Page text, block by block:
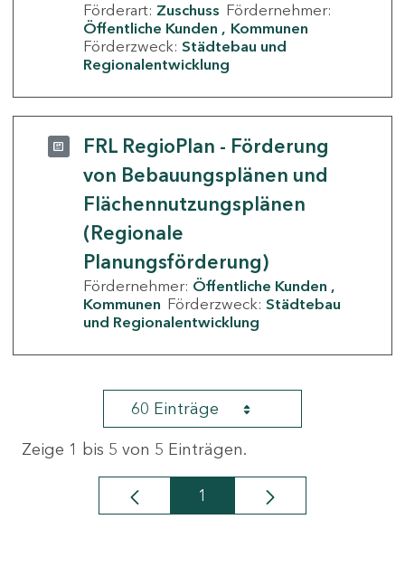
Förderart: Zuschuss Fördernehmer:
Öffentliche Kunden
Kommunen
Förderzweck: Städtebau und
Regionalentwicklung
FRL RegioPlan - Förderung
von Bebauungsplänen und
Flächennutzungsplänen
(Regionale
Planungsförderung)
Fördernehmer: Öffentliche Kunden
Kommunen Förderzweck: Städtebau
und Regionalentwicklung
60 Einträge
Zeige 1 bis 5 von 5 Einträgen.
Seite
1